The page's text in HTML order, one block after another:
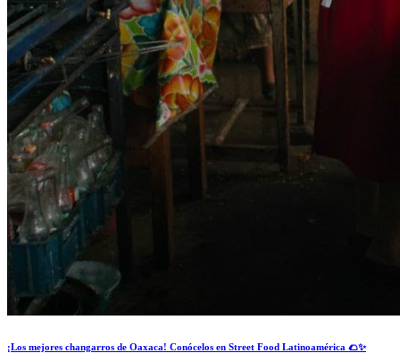
¡Los mejores changarros de Oaxaca! Conócelos en Street Food Latinoamérica 🌮✨